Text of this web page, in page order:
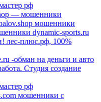
рф
— мошенники
мошенники
dynamic-sports.ru
лес-плюс.рф, 100%
-обман на деньги и авто
Студия создание
рф
мошенники с